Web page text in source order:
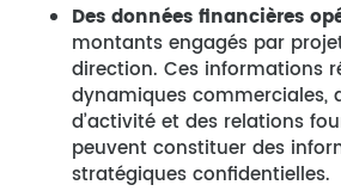
Des données financières
montants engagés par
direction. Ces informations
dynamiques commerciales,
d’activité et des relations
peuvent constituer des
stratégiques confidentielles.